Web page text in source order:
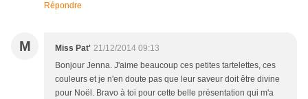
Répondre
M Miss Pat' 21/12/2014 09:13
Bonjour Jenna. J'aime beaucoup ces petites tartelettes, ces
couleurs et je n'en doute pas que leur saveur doit être divine
pour Noël. Bravo à toi pour cette belle présentation qui m'a